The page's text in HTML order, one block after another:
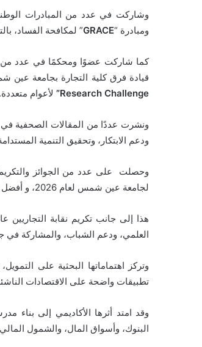
وشاركت في عدد من المبادرات
ومبادرة “GRACE” لمكافحة الفساد،
كما شاركت عضوًا ومحكمًا في عدد من
قيادة فرق كلية التجارة بجامعة
Research Challenge” لأعوام متعددة.
ونشرت عددًا من المقالات الصحفية في
ودعم الابتكار، وتحقيق التنمية
وحصلت على عدد من الجوائز
لجامعة عين شمس لعام 2026، و أفضل مدير مركز أو وحدة ذات طابع خاص بجامعة عين شمس عام 2018.
العلمي، ودعم الشباب، والمشاركة في
وتركز اهتماماتها البحثية على
تطبيقات واضحة على الاقتصادات
وقد امتد أثرها الأكاديمي إلى
البنوك، وأسواق المال، والشمول